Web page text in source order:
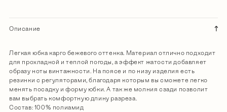
Описание
Легкая юбка карго бежевого оттенка. Материал отлично подходит
для прохладной и теплой погоды, а эффект жатости добавляет
образу ноты винтажности. На поясе и по низу изделия есть
резинки с регуляторами, благодаря которым вы сможете легко
менять посадку и форму юбки. А так же молния сзади позволит
вам выбрать комфортную длину разреза.
Состав: 100% полиамид